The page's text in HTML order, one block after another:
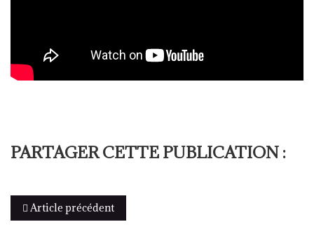
PARTAGER CETTE PUBLICATION :
Article précédent